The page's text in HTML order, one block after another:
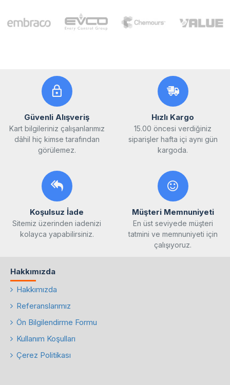
Güvenli Alışveriş
Kart bilgileriniz çalışanlarımız
dâhil hiç kimse tarafından
görülemez.
Hızlı Kargo
15.00 öncesi verdiğiniz
siparişler hafta içi aynı gün
kargoda.
Koşulsuz İade
Sitemiz üzerinden iadenizi
kolayca yapabilirsiniz.
Müşteri Memnuniyeti
En üst seviyede müşteri
tatmini ve memnuniyeti için
çalışıyoruz.
Hakkımızda
Hakkımızda
Referanslarımız
Ön Bilgilendirme Formu
Kullanım Koşulları
Çerez Politikası